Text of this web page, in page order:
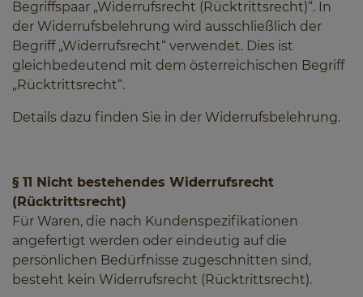
Begriffspaar „Widerrufsrecht (Rücktrittsrecht)“. In
der Widerrufsbelehrung wird ausschließlich der
Begriff „Widerrufsrecht“ verwendet. Dies ist
gleichbedeutend mit dem österreichischen Begriff
„Rücktrittsrecht“.
Details dazu finden Sie in der Widerrufsbelehrung.
§ 11 Nicht bestehendes Widerrufsrecht
(Rücktrittsrecht)
Für Waren, die nach Kundenspezifikationen
angefertigt werden oder eindeutig auf die
persönlichen Bedürfnisse zugeschnitten sind,
besteht kein Widerrufsrecht (Rücktrittsrecht).